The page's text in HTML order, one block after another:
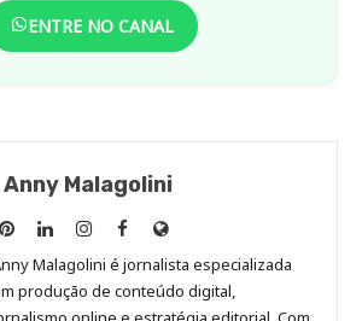
ENTRE NO CANAL
Anny Malagolini
Anny
Malagolini
no
Anny
Malagolini
no
Anny
Malagolini
no
Anny
Malagolini
no
Site
de
Anny
Malagolini é jornalista especializada
produção de conteúdo digital,